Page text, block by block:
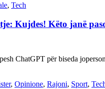
, Tech
Kujdes! Këto janë
ChatGPT për biseda
, Opinione, Rajoni, Sport,